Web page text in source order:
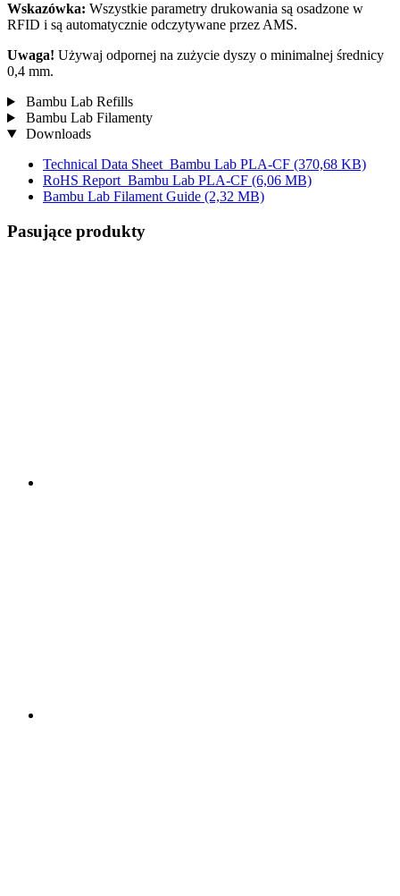
Wskazówka: Wszystkie parametry drukowania są osadzone w
RFID i są automatycznie odczytywane przez AMS.
Uwaga! Używaj odpornej na zużycie dyszy o minimalnej średnicy
0,4 mm.
Bambu Lab Refills
Bambu Lab Filamenty
Downloads
Technical Data Sheet_Bambu Lab PLA-CF (370,68 KB)
RoHS Report_Bambu Lab PLA-CF (6,06 MB)
Bambu Lab Filament Guide (2,32 MB)
Pasujące produkty